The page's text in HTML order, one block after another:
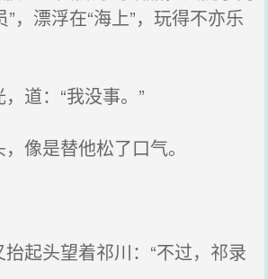
”，漂浮在“海上”，玩得不亦乐
道：“我没事。”
像是替他松了口气。
起头望着祁川：“不过，祁录